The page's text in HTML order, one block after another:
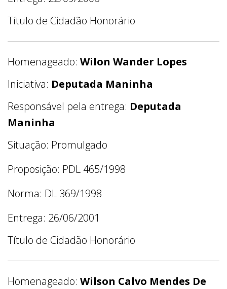
Título de Cidadão Honorário
Homenageado: Wilon Wander Lopes
Iniciativa: Deputada Maninha
Responsável pela entrega: Deputada
Maninha
Situação: Promulgado
Proposição: PDL 465/1998
Norma: DL 369/1998
Entrega: 26/06/2001
Título de Cidadão Honorário
Homenageado: Wilson Calvo Mendes De